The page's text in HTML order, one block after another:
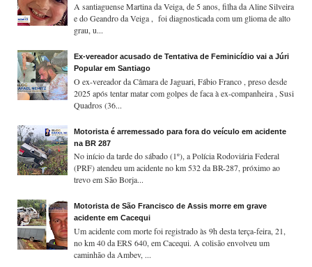
A santiaguense Martina da Veiga, de 5 anos, filha da Aline Silveira
e do Geandro da Veiga , foi diagnosticada com um glioma de alto
grau, u...
Ex-vereador acusado de Tentativa de Feminicídio vai a Júri
Popular em Santiago
O ex-vereador da Câmara de Jaguari, Fábio Franco , preso desde
2025 após tentar matar com golpes de faca à ex-companheira , Susi
Quadros (36...
Motorista é arremessado para fora do veículo em acidente
na BR 287
No início da tarde do sábado (1º), a Polícia Rodoviária Federal
(PRF) atendeu um acidente no km 532 da BR-287, próximo ao
trevo em São Borja...
Motorista de São Francisco de Assis morre em grave
acidente em Cacequi
Um acidente com morte foi registrado às 9h desta terça-feira, 21,
no km 40 da ERS 640, em Cacequi. A colisão envolveu um
caminhão da Ambev, ...